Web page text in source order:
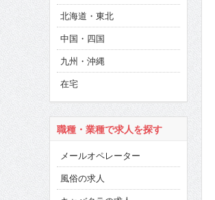
北海道・東北
中国・四国
九州・沖縄
在宅
職種・業種で求人を探す
メールオペレーター
風俗の求人